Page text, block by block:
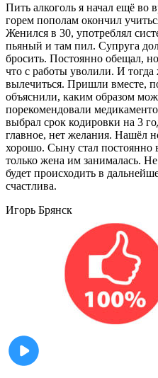
Пить алкоголь я начал ещё во
горем пополам окончил
Женился в 30, употреблял
пьяный и там пил. Супруга
бросить. Постоянно обещал,
что с работы уволили. И тогда
вылечиться. Пришли вместе,
объяснили, каким образом
порекомендовали
выбрал срок кодировки на 3
главное, нет желания. Нашёл
хорошо. Сыну стал постоянно
только жена им занималась.
будет происходить в
счастлива.
Игорь Брянск